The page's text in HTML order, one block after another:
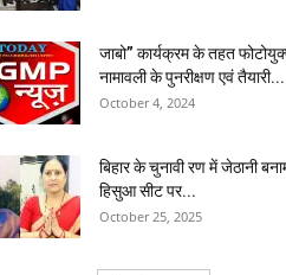
जाबो” कार्यक्रम के तहत
नामावली के पुनरीक्षण एवं तैयारी...
October 4, 2024
बिहार के चुनावी रण में जेठानी
हिसुआ सीट पर...
October 25, 2025